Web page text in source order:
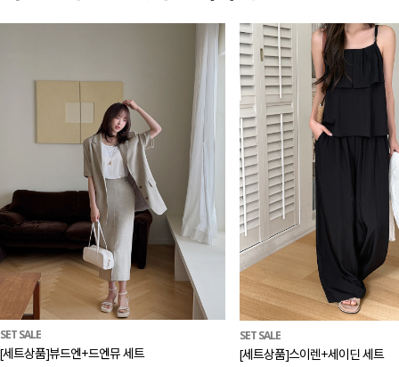
SET SALE
[세트상품]뷰드엔+드엔뮤 세트
SET SALE
[세트상품]스이렌+세이딘 세트